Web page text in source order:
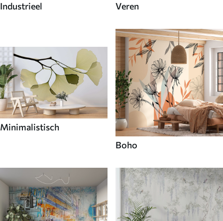
Industrieel Veren
Minimalistisch
Boho